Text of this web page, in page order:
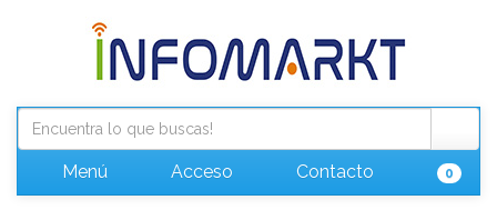
Menú Acceso Contacto 0